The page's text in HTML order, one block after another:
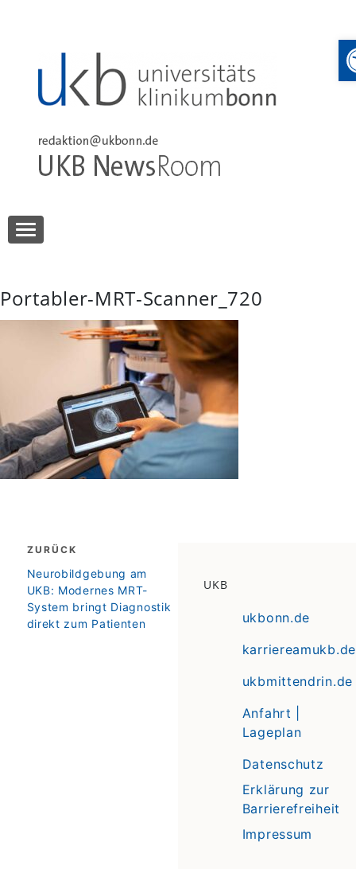
UKB NewsRoom
Portabler-MRT-Scanner_720
Beitragsnavigation
ZURÜCK
zurück
Neurobildgebung am
UKB: Modernes MRT-
System bringt Diagnostik
direkt zum Patienten
UKB
ukbonn.de
karriereamukb.de
ukbmittendrin.de
Anfahrt |
Lageplan
Datenschutz
Erklärung zur
Barrierefreiheit
Impressum